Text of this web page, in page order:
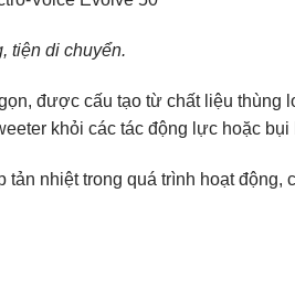
tiện di chuyển.
được cấu tạo từ chất liệu thùng
khỏi các tác động lực hoặc bụi
nhiệt trong quá trình hoạt động,